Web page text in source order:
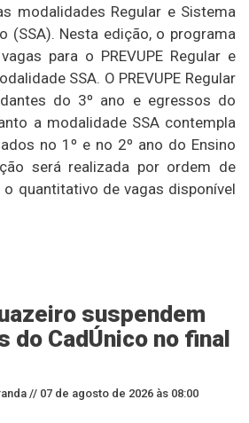
modalidades Regular e Sistema
(SSA). Nesta edição, o programa
para o PREVUPE Regular e
SSA. O PREVUPE Regular
do 3º ano e egressos do
a modalidade SSA contempla
no 1º e no 2º ano do Ensino
será realizada por ordem de
quantitativo de vagas disponível
suspendem
do CadÚnico no final
// 07 de agosto de 2026 às 08:00